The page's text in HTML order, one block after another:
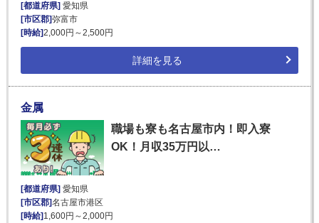
[都道府県] 愛知県
[市区郡]弥富市
[時給]2,000円～2,500円
詳細を見る
金属
職場も寮も名古屋市内！即入寮
OK！月収35万円以…
[都道府県] 愛知県
[市区郡]名古屋市港区
[時給] 1,600円～2,000円